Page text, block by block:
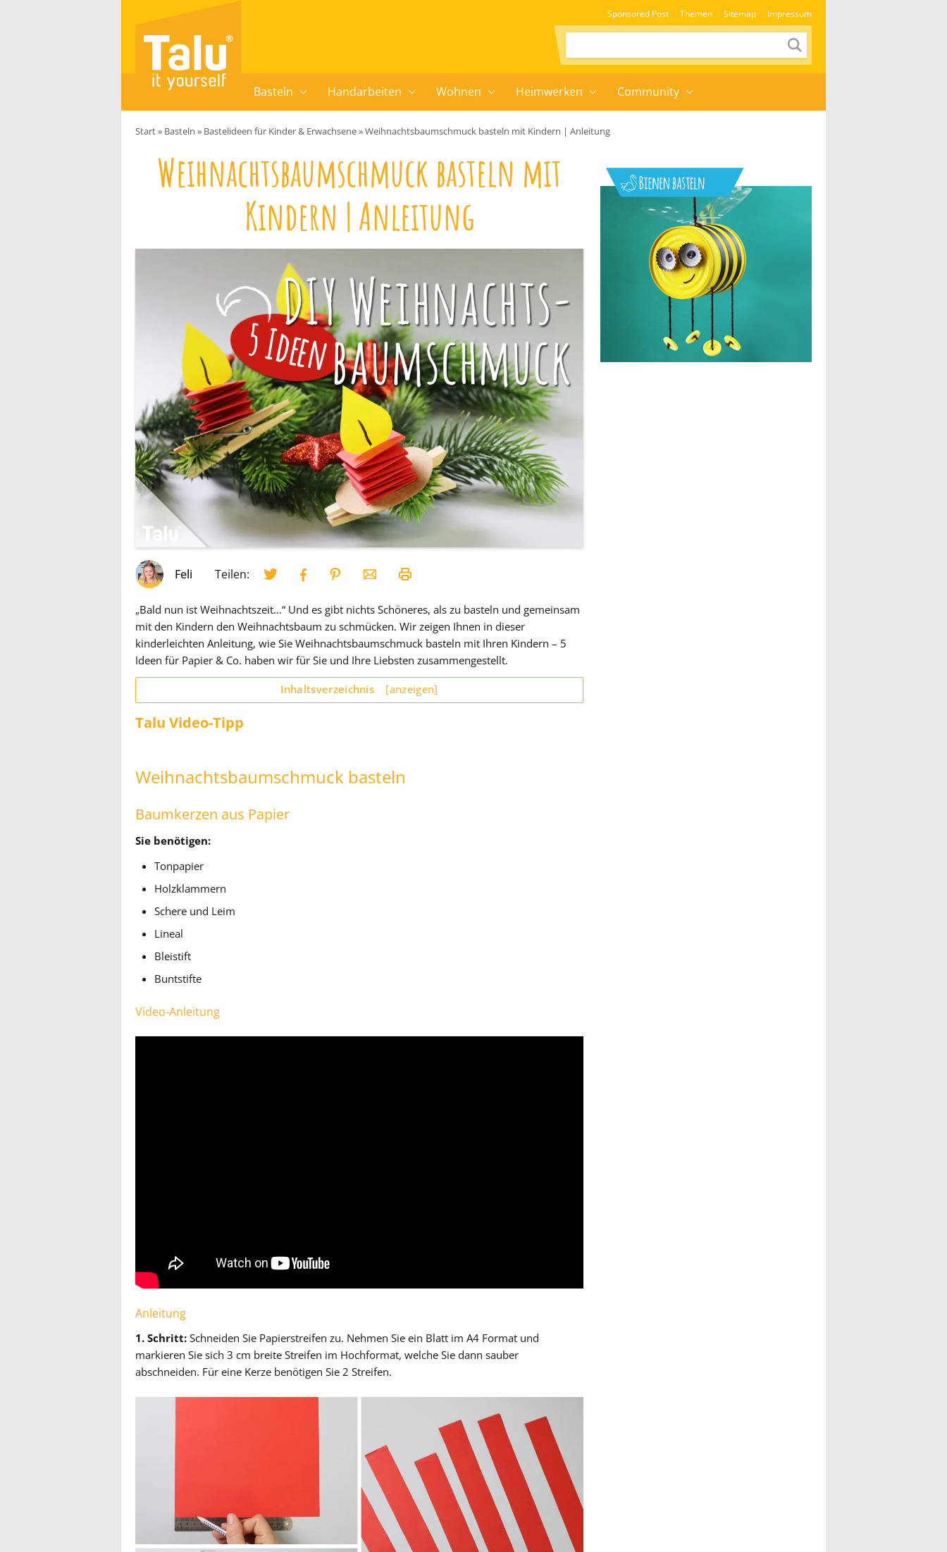
Sponsored Post Themen Sitemap Impressum
Basteln Handarbeiten Wohnen Heimwerken Community
Start» Basteln » Bastelideen für Kinder & Erwachsene»Weihnachtsbaumschmuck basteln mit Kindern | Anleitung
Weihnachtsbaumschmuck basteln mit
Kindern | Anleitung
Feli Teilen:
„Bald nun ist Weihnachtszeit…“ Und es gibt nichts Schöneres, als zu basteln und gemeinsam
mit den Kindern den Weihnachtsbaum zu schmücken. Wir zeigen Ihnen in dieser
kinderleichten Anleitung, wie Sie Weihnachtsbaumschmuck basteln mit Ihren Kindern – 5
Ideen für Papier & Co. haben wir für Sie und Ihre Liebsten zusammengestellt.
Inhaltsverzeichnis [anzeigen]
Talu Video-Tipp
Weihnachtsbaumschmuck basteln
Baumkerzen aus Papier
Sie benötigen:
Tonpapier
Holzklammern
Schere und Leim
Lineal
Bleistift
Buntstifte
Video-Anleitung
Anleitung
1. Schritt: Schneiden Sie Papierstreifen zu. Nehmen Sie ein Blatt im A4 Format und
markieren Sie sich 3 cm breite Streifen im Hochformat, welche Sie dann sauber
abschneiden. Für eine Kerze benötigen Sie 2 Streifen.